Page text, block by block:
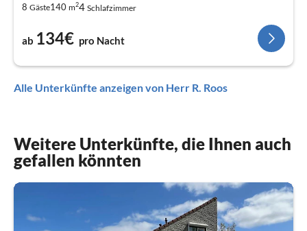
8 Gäste140 m24 Schlafzimmer
ab 134€ pro Nacht
Alle Unterkünfte anzeigen von Herr R. Roos
Weitere Unterkünfte, die Ihnen auch
gefallen könnten